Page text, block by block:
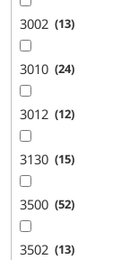
3002 13
3010 24
3012 12
3130 15
3500 52
3502 13